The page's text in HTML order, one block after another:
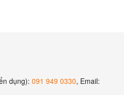
dụng): 091 949 0330, Email: